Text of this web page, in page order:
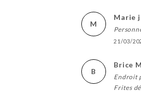
M
Marie
21/03/
B
Brice
Endroit
Frites